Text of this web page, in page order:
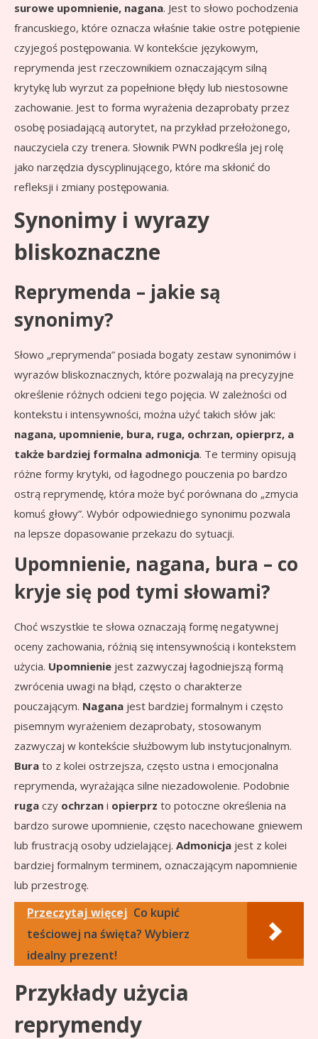
surowe upomnienie, nagana. Jest to słowo pochodzenia
francuskiego, które oznacza właśnie takie ostre potępienie
czyjegoś postępowania. W kontekście językowym,
reprymenda jest rzeczownikiem oznaczającym silną
krytykę lub wyrzut za popełnione błędy lub niestosowne
zachowanie. Jest to forma wyrażenia dezaprobaty przez
osobę posiadającą autorytet, na przykład przełożonego,
nauczyciela czy trenera. Słownik PWN podkreśla jej rolę
jako narzędzia dyscyplinującego, które ma skłonić do
refleksji i zmiany postępowania.
Synonimy i wyrazy
bliskoznaczne
Reprymenda – jakie są
synonimy?
Słowo „reprymenda” posiada bogaty zestaw synonimów i
wyrazów bliskoznacznych, które pozwalają na precyzyjne
określenie różnych odcieni tego pojęcia. W zależności od
kontekstu i intensywności, można użyć takich słów jak:
nagana, upomnienie, bura, ruga, ochrzan, opierprz, a
także bardziej formalna admonicja. Te terminy opisują
różne formy krytyki, od łagodnego pouczenia po bardzo
ostrą reprymendę, która może być porównana do „zmycia
komuś głowy”. Wybór odpowiedniego synonimu pozwala
na lepsze dopasowanie przekazu do sytuacji.
Upomnienie, nagana, bura – co
kryje się pod tymi słowami?
Choć wszystkie te słowa oznaczają formę negatywnej
oceny zachowania, różnią się intensywnością i kontekstem
użycia. Upomnienie jest zazwyczaj łagodniejszą formą
zwrócenia uwagi na błąd, często o charakterze
pouczającym. Nagana jest bardziej formalnym i często
pisemnym wyrażeniem dezaprobaty, stosowanym
zazwyczaj w kontekście służbowym lub instytucjonalnym.
Bura to z kolei ostrzejsza, często ustna i emocjonalna
reprymenda, wyrażająca silne niezadowolenie. Podobnie
ruga czy ochrzan i opierprz to potoczne określenia na
bardzo surowe upomnienie, często nacechowane gniewem
lub frustracją osoby udzielającej. Admonicja jest z kolei
bardziej formalnym terminem, oznaczającym napomnienie
lub przestrogę.
Przeczytaj więcej Co kupić
teściowej na święta? Wybierz
idealny prezent!
Przykłady użycia
reprymendy